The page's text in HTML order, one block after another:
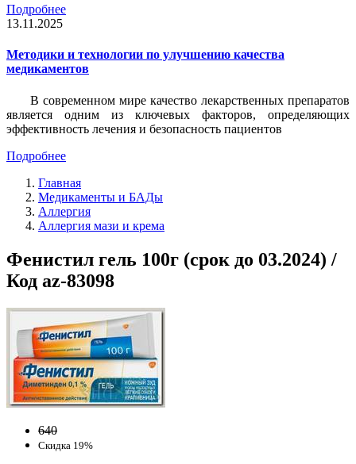
Подробнее
13.11.2025
Методики и технологии по улучшению качества
медикаментов
В современном мире качество лекарственных препаратов
является одним из ключевых факторов, определяющих
эффективность лечения и безопасность пациентов
Подробнее
Главная
Медикаменты и БАДы
Аллергия
Аллергия мази и крема
Фенистил гель 100г (срок до 03.2024) /
Код az-83098
640
Скидка 19%